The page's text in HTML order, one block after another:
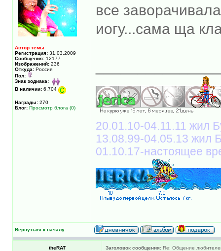
Автор темы
Регистрация: 31.03.2009
Сообщения: 12177
Изображений: 236
Откуда: Россия
Пол:
Знак зодиака:
В наличии: 6,704
Награды: 270
Блог: Просмотр блога (0)
все
иогу...сама ща
20.01.10-04.11.11 жил
13.08.99-04.05.13 жил
01.10.17-настоящее
Вернуться к началу
theRAT Заголовок сообщения: Re: Общение